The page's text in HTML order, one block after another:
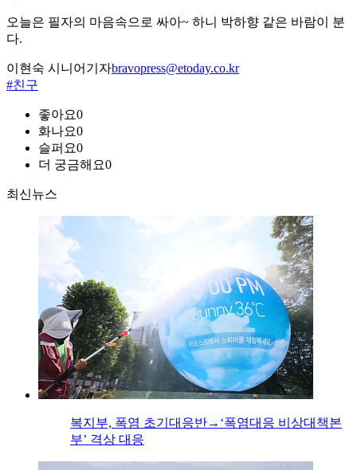
오늘은 필자의 마음속으로 싸아~ 하니 박하향 같은 바람이 분
다.
이현숙 시니어기자bravopress@etoday.co.kr
#친구
좋아요0
화나요0
슬퍼요0
더 궁금해요0
최신뉴스
복지부, 폭염 초기대응반→‘폭염대응 비상대책본
부’ 격상 대응